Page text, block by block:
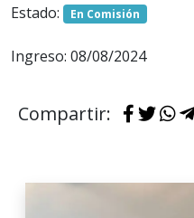
Estado: En Comisión
Ingreso: 08/08/2024
Compartir: